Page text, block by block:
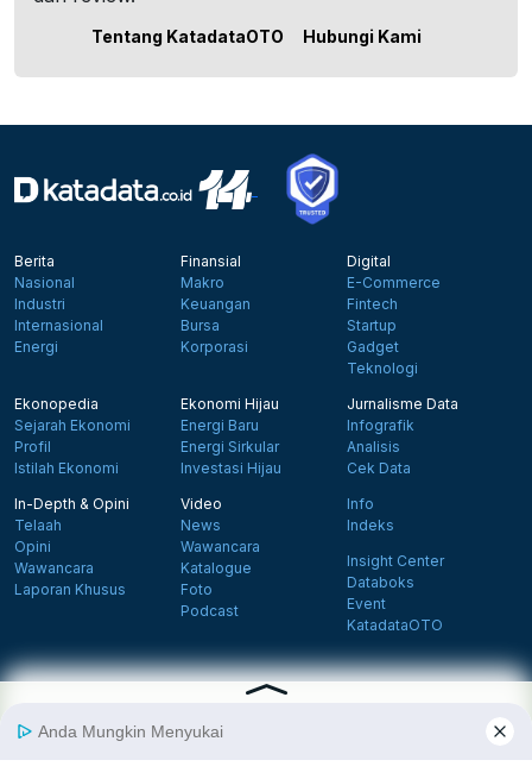
Tentang KatadataOTO Hubungi Kami
Berita
Nasional
Industri
Internasional
Energi
Finansial
Makro
Keuangan
Bursa
Korporasi
Digital
E-Commerce
Fintech
Startup
Gadget
Teknologi
Ekonopedia
Sejarah Ekonomi
Profil
Istilah Ekonomi
Ekonomi Hijau
Energi Baru
Energi Sirkular
Investasi Hijau
Jurnalisme Data
Infografik
Analisis
Cek Data
In-Depth & Opini
Telaah
Opini
Wawancara
Laporan Khusus
Video
News
Wawancara
Katalogue
Foto
Podcast
Info
Indeks
Insight Center
Databoks
Event
KatadataOTO